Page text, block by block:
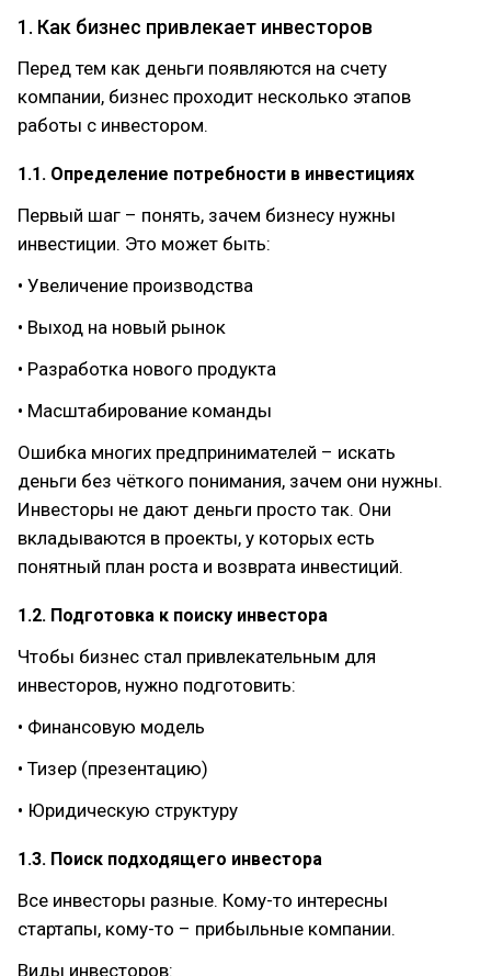
1. Как бизнес привлекает инвесторов
Перед тем как деньги появляются на счету
компании, бизнес проходит несколько этапов
работы с инвестором.
1.1. Определение потребности в инвестициях
Первый шаг – понять, зачем бизнесу нужны
инвестиции. Это может быть:
• Увеличение производства
• Выход на новый рынок
• Разработка нового продукта
• Масштабирование команды
Ошибка многих предпринимателей – искать
деньги без чёткого понимания, зачем они нужны.
Инвесторы не дают деньги просто так. Они
вкладываются в проекты, у которых есть
понятный план роста и возврата инвестиций.
1.2. Подготовка к поиску инвестора
Чтобы бизнес стал привлекательным для
инвесторов, нужно подготовить:
• Финансовую модель
• Тизер (презентацию)
• Юридическую структуру
1.3. Поиск подходящего инвестора
Все инвесторы разные. Кому-то интересны
стартапы, кому-то – прибыльные компании.
Виды инвесторов: